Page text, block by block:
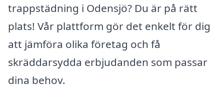
trappstädning i Odensjö? Du är på rätt
plats! Vår plattform gör det enkelt för dig
att jämföra olika företag och få
skräddarsydda erbjudanden som passar
dina behov.